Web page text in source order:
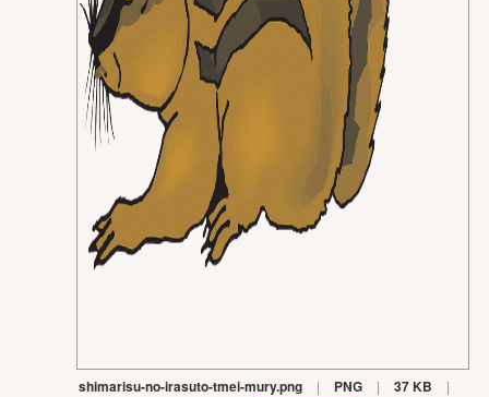
shimarisu-no-irasuto-tmei-mury.png | PNG | 37 KB |